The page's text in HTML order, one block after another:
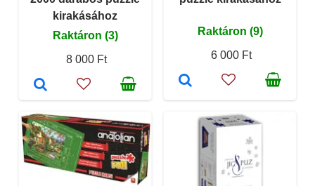
kirakásához
Raktáron (3)
8 000 Ft
Raktáron (9)
6 000 Ft